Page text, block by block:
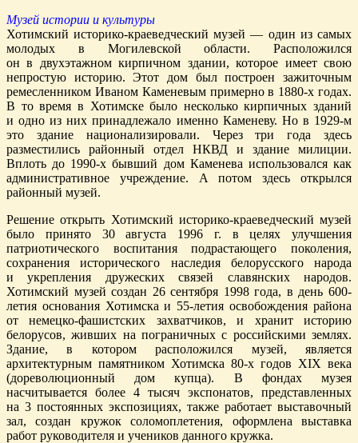
Музей истории и культуры
Хотимский историко-краеведческий музей — один из самых
молодых в Могилевской области. Расположился
он в двухэтажном кирпичном здании, которое имеет свою
непростую историю. Этот дом был построен зажиточным
ремесленником Иваном Каменевым примерно в 1880-х годах.
В то время в Хотимске было несколько кирпичных зданий
и одно из них принадлежало именно Каменеву. Но в 1929-м
это здание национализировали. Через три года здесь
разместились районный отдел НКВД и здание милиции.
Вплоть до 1990-х бывший дом Каменева использовался как
административное учреждение. А потом здесь открылся
районный музей.
Решение открыть Хотимский историко-краеведческий музей
было принято 30 августа 1996 г. в целях улучшения
патриотического воспитания подрастающего поколения,
сохранения исторического наследия белорусского народа
и укрепления дружеских связей славянских народов.
Хотимский музей создан 26 сентября 1998 года, в день 600-
летия основания Хотимска и 55-летия освобождения района
от немецко-фашистских захватчиков, и хранит историю
белорусов, живших на пограничных с российскими землях.
Здание, в котором расположился музей, является
архитектурным памятником Хотимска 80-х годов ХIХ века
(дореволюционный дом купца). В фондах музея
насчитывается более 4 тысяч экспонатов, представленных
на 3 постоянных экспозициях, также работает выставочный
зал, создан кружок соломоплетения, оформлена выставка
работ руководителя и учеников данного кружка.